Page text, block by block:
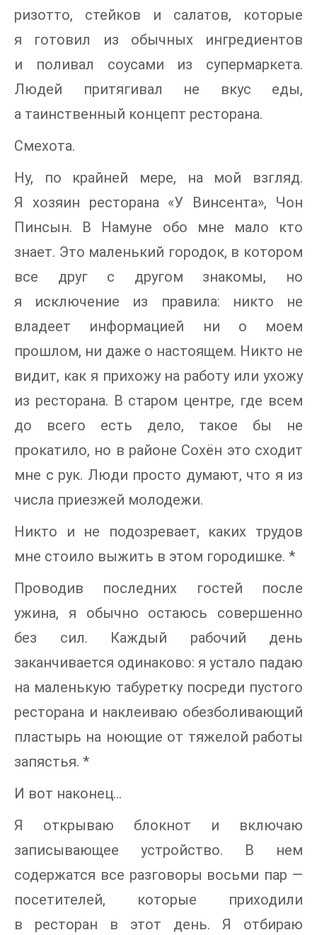
ризотто, стейков и салатов, которые
я готовил из обычных ингредиентов
и поливал соусами из супермаркета.
Людей притягивал не вкус еды,
а таинственный концепт ресторана.
Смехота.
Ну, по крайней мере, на мой взгляд.
Я хозяин ресторана «У Винсента», Чон
Пинсын. В Намуне обо мне мало кто
знает. Это маленький городок, в котором
все друг с другом знакомы, но
я исключение из правила: никто не
владеет информацией ни о моем
прошлом, ни даже о настоящем. Никто не
видит, как я прихожу на работу или ухожу
из ресторана. В старом центре, где всем
до всего есть дело, такое бы не
прокатило, но в районе Сохён это сходит
мне с рук. Люди просто думают, что я из
числа приезжей молодежи.
Никто и не подозревает, каких трудов
мне стоило выжить в этом городишке. *
Проводив последних гостей после
ужина, я обычно остаюсь совершенно
без сил. Каждый рабочий день
заканчивается одинаково: я устало падаю
на маленькую табуретку посреди пустого
ресторана и наклеиваю обезболивающий
пластырь на ноющие от тяжелой работы
запястья. *
И вот наконец...
Я открываю блокнот и включаю
записывающее устройство. В нем
содержатся все разговоры восьми пар —
посетителей, которые приходили
в ресторан в этот день. Я отбираю